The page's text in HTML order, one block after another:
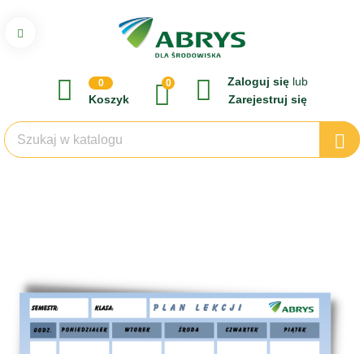
0
Koszyk
0 Zaloguj się lub
Zarejestruj się